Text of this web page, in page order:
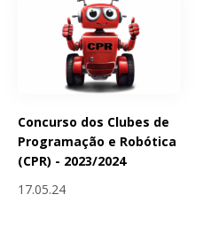
Concurso dos Clubes de
Programação e Robótica
(CPR) - 2023/2024
17.05.24